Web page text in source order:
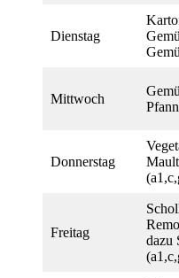
Dienstag
Mittwoch
Donnerstag
Freitag
dazu